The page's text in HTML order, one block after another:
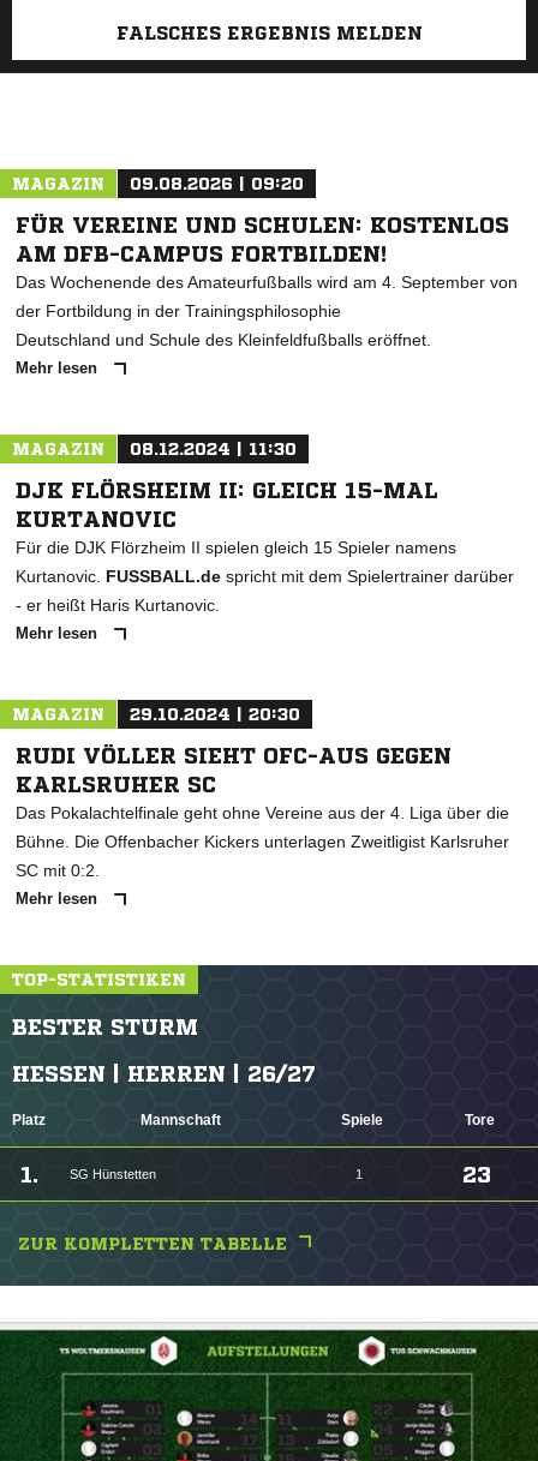
FALSCHES ERGEBNIS MELDEN
MAGAZIN 09.08.2026 | 09:20
FÜR VEREINE UND SCHULEN: KOSTENLOS
AM DFB-CAMPUS FORTBILDEN!
Das Wochenende des Amateurfußballs wird am 4. September von
der Fortbildung in der Trainingsphilosophie
Deutschland und Schule des Kleinfeldfußballs eröffnet.
Mehr lesen
MAGAZIN 08.12.2024 | 11:30
DJK FLÖRSHEIM II: GLEICH 15-MAL
KURTANOVIC
Für die DJK Flörzheim II spielen gleich 15 Spieler namens
Kurtanovic. FUSSBALL.de spricht mit dem Spielertrainer darüber
- er heißt Haris Kurtanovic.
Mehr lesen
MAGAZIN 29.10.2024 | 20:30
RUDI VÖLLER SIEHT OFC-AUS GEGEN
KARLSRUHER SC
Das Pokalachtelfinale geht ohne Vereine aus der 4. Liga über die
Bühne. Die Offenbacher Kickers unterlagen Zweitligist Karlsruher
SC mit 0:2.
Mehr lesen
TOP-STATISTIKEN
BESTER STURM
HESSEN | HERREN | 26/27
Platz Mannschaft Spiele Tore
1. SG Hünstetten 1 23
ZUR KOMPLETTEN TABELLE